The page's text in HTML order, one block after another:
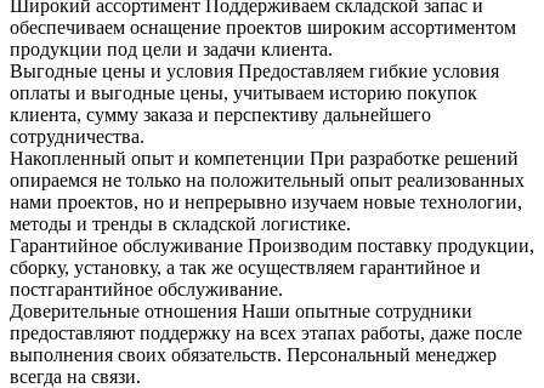
Широкий ассортимент Поддерживаем складской запас и
обеспечиваем оснащение проектов широким ассортиментом
продукции под цели и задачи клиента.
Выгодные цены и условия Предоставляем гибкие условия
оплаты и выгодные цены, учитываем историю покупок
клиента, сумму заказа и перспективу дальнейшего
сотрудничества.
Накопленный опыт и компетенции При разработке решений
опираемся не только на положительный опыт реализованных
нами проектов, но и непрерывно изучаем новые технологии,
методы и тренды в складской логистике.
Гарантийное обслуживание Производим поставку продукции,
сборку, установку, а так же осуществляем гарантийное и
постгарантийное обслуживание.
Доверительные отношения Наши опытные сотрудники
предоставляют поддержку на всех этапах работы, даже после
выполнения своих обязательств. Персональный менеджер
всегда на связи.